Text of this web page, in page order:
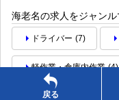
海老名の求人をジャン
ドライバー (7)
軽作業・倉庫内作業 (4)
販売 (35)
戻る